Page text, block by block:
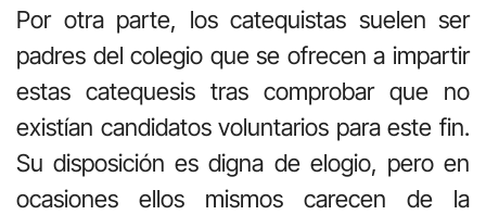
Por otra parte, los catequistas suelen ser
padres del colegio que se ofrecen a impartir
estas catequesis tras comprobar que no
existían candidatos voluntarios para este fin.
Su disposición es digna de elogio, pero en
ocasiones ellos mismos carecen de la